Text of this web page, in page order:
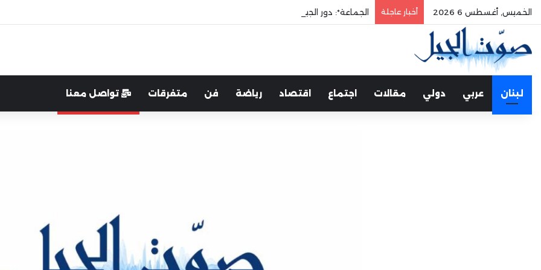
الخميس, أغسطس 6 2026 أخبار عاجلة الجماعة*: دور الجيش في حماية الوطن والدفاع عنه هو الأساس
لبنان عربي دولي مقالات اجتماع اقتصاد رياضة فن متفرقات تواصل معنا